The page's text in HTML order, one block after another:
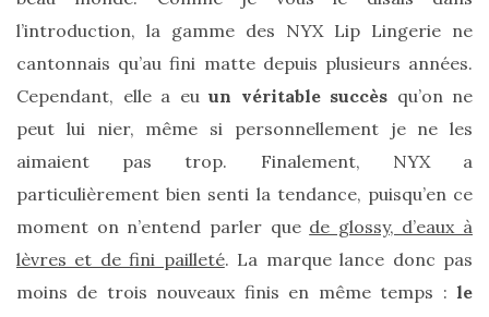
Ma
sélection
de
sacs
l’introduction, la gamme des NYX Lip Lingerie ne
cantonnais qu’au fini matte depuis plusieurs années.
Cependant, elle a eu un véritable succès qu’on ne
peut lui nier, même si personnellement je ne les
aimaient pas trop. Finalement, NYX a
particulièrement bien senti la tendance, puisqu’en ce
moment on n’entend parler que de glossy, d’eaux à
lèvres et de fini pailleté. La marque lance donc pas
moins de trois nouveaux finis en même temps : le